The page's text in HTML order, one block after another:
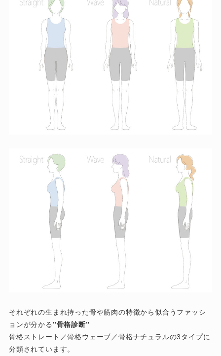
それぞれの生まれ持った骨や筋肉の特徴から似合うファッシ
ョンが分かる ”骨格診断”
骨格ストレート／骨格ウェーブ／骨格ナチュラルの3タイプに
分類されています。